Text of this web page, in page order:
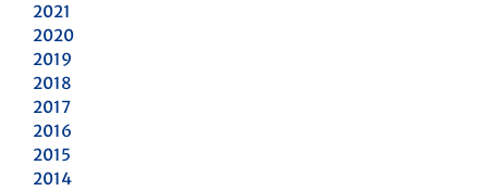
2021
2020
2019
2018
2017
2016
2015
2014